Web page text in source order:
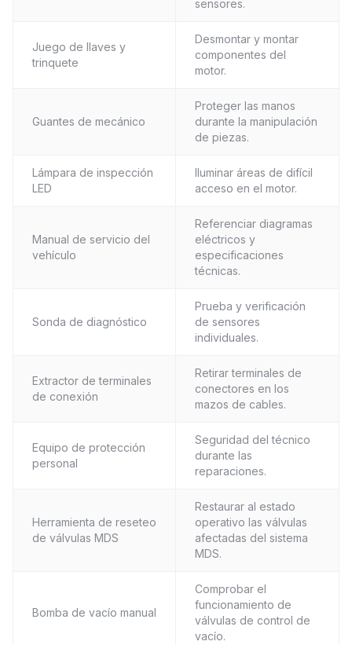
sensores.
Juego de llaves y
trinquete
Desmontar y montar
componentes del
motor.
Guantes de mecánico
Proteger las manos
durante la manipulación
de piezas.
Lámpara de inspección
LED
Iluminar áreas de difícil
acceso en el motor.
Manual de servicio del
vehículo
Referenciar diagramas
eléctricos y
especificaciones
técnicas.
Sonda de diagnóstico
Prueba y verificación
de sensores
individuales.
Extractor de terminales
de conexión
Retirar terminales de
conectores en los
mazos de cables.
Equipo de protección
personal
Seguridad del técnico
durante las
reparaciones.
Herramienta de reseteo
de válvulas MDS
Restaurar al estado
operativo las válvulas
afectadas del sistema
MDS.
Bomba de vacío manual
Comprobar el
funcionamiento de
válvulas de control de
vacío.